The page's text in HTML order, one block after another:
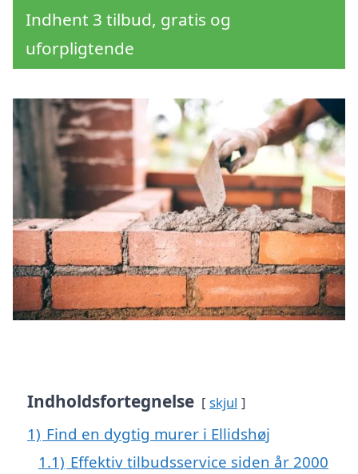
Indhent 3 tilbud, gratis og
uforpligtende
Indholdsfortegnelse skjul
1) Find en dygtig murer i Ellidshøj
1.1) Effektiv tilbudsservice siden år 2000